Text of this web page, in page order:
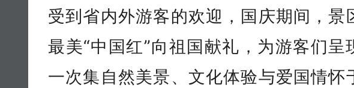
受到省内外游客的欢迎，国庆期间，景
最美“中国红”向祖国献礼，为游客们呈
一次集自然美景、文化体验与爱国情怀